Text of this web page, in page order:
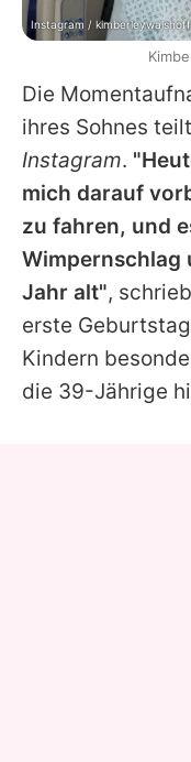
Die
ihres Sohnes
Instagram.
mich darauf
zu fahren, und
Wimpernschlag
Jahr alt",
erste
Kindern
die 39-Jährige
Instagram /